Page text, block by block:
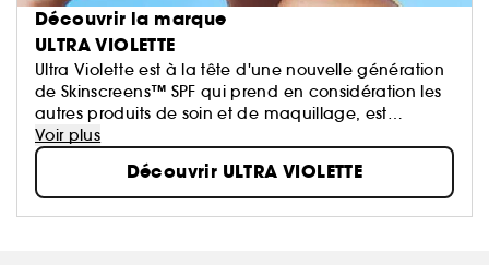
Découvrir la marque
ULTRA VIOLETTE
Ultra Violette est à la tête d'une nouvelle génération
de Skinscreens™ SPF qui prend en considération les
autres produits de soin et de maquillage, est
suffisamment agréable pour être porté
quotidiennement et contient des ingrédients
adoucissants pour la peau.
Voir plus
Découvrir ULTRA VIOLETTE